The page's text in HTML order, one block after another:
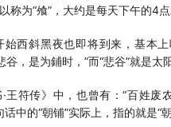
称为“飧”，大约是每天下午的4
始西斜黑夜也即将到来，基本
谷，是为鋪时，”而“悲谷”就是太
·王符传》中，也曾有：“百姓
话中的“朝铺”实际上，指的就是